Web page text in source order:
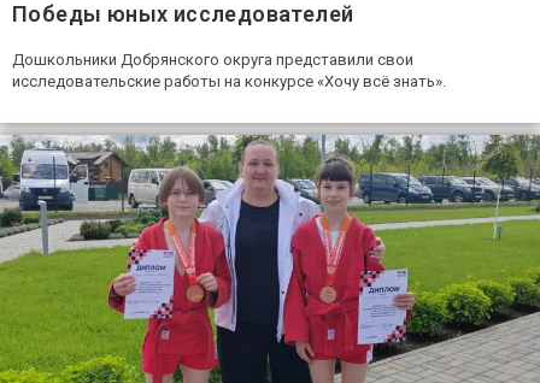
Победы юных исследователей
Дошкольники Добрянского округа представили свои
исследовательские работы на конкурсе «Хочу всё знать».